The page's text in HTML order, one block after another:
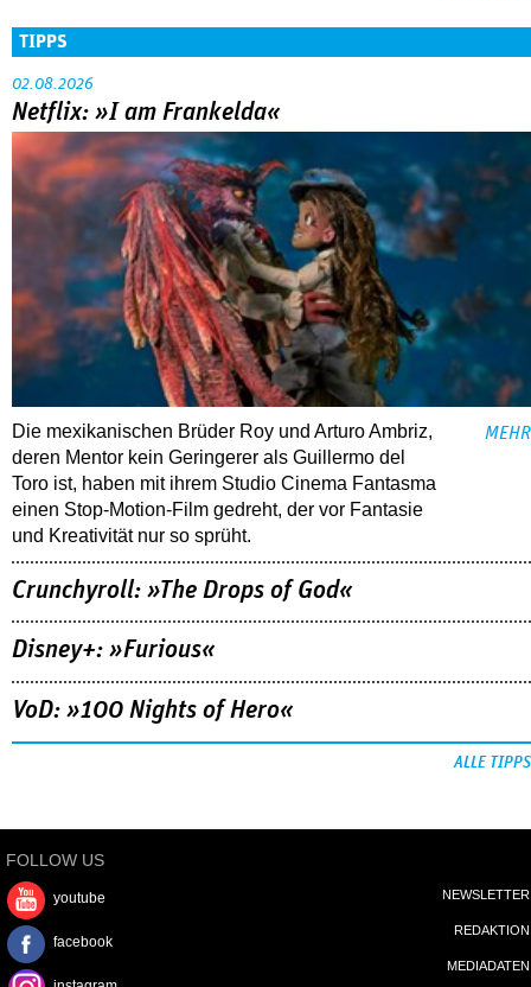
TIPPS
02.08.2026
Netflix: »I am Frankelda«
Die mexikanischen Brüder Roy und Arturo Ambriz,
deren Mentor kein Geringerer als Guillermo del
Toro ist, haben mit ihrem Studio Cinema Fantasma
einen Stop-Motion-Film gedreht, der vor Fantasie
und Kreativität nur so sprüht.
MEHR
Crunchyroll: »The Drops of God«
Disney+: »Furious«
VoD: »100 Nights of Hero«
ALLE TIPPS
FOLLOW US
youtube
facebook
NEWSLETTER
REDAKTION
MEDIADATEN